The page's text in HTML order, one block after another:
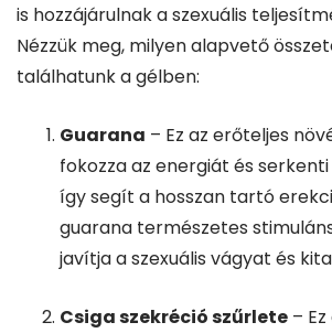
is hozzájárulnak a szexuális
Nézzük meg, milyen alapvető
találhatunk a gélben:
Guarana – Ez az erőteljes
fokozza az energiát és
így segít a hosszan tartó
guarana természetes
javítja a szexuális vágyat és
Csiga szekréció szűrlete –